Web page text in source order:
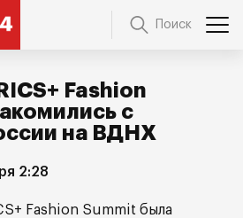
Поиск
Fashion
с
на ВДНХ
2:28
Fashion Summit была